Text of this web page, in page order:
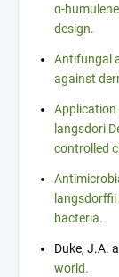
α-
design.
Antifungal
against
Application
langsdori
controlled
bacteria.
Duke, J.A.
world.